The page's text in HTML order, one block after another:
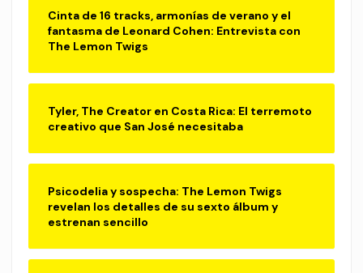
Cinta de 16 tracks, armonías de verano y el
fantasma de Leonard Cohen: Entrevista con
The Lemon Twigs
Tyler, The Creator en Costa Rica: El terremoto
creativo que San José necesitaba
Psicodelia y sospecha: The Lemon Twigs
revelan los detalles de su sexto álbum y
estrenan sencillo